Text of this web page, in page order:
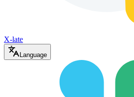
X-late
Language